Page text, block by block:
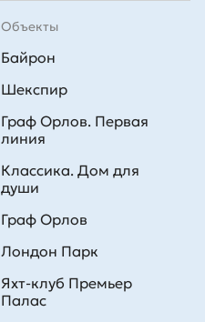
Объекты
Байрон
Шекспир
Граф Орлов. Первая
линия
Классика. Дом для
души
Граф Орлов
Лондон Парк
Яхт-клуб Премьер
Палас